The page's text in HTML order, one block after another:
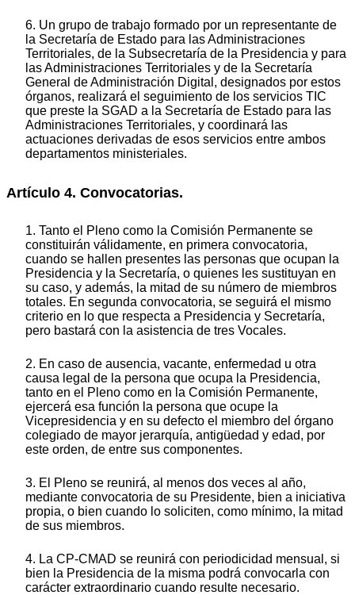
6. Un grupo de trabajo formado por un representante de
la Secretaría de Estado para las Administraciones
Territoriales, de la Subsecretaría de la Presidencia y para
las Administraciones Territoriales y de la Secretaría
General de Administración Digital, designados por estos
órganos, realizará el seguimiento de los servicios TIC
que preste la SGAD a la Secretaría de Estado para las
Administraciones Territoriales, y coordinará las
actuaciones derivadas de esos servicios entre ambos
departamentos ministeriales.
Artículo 4. Convocatorias.
1. Tanto el Pleno como la Comisión Permanente se
constituirán válidamente, en primera convocatoria,
cuando se hallen presentes las personas que ocupan la
Presidencia y la Secretaría, o quienes les sustituyan en
su caso, y además, la mitad de su número de miembros
totales. En segunda convocatoria, se seguirá el mismo
criterio en lo que respecta a Presidencia y Secretaría,
pero bastará con la asistencia de tres Vocales.
2. En caso de ausencia, vacante, enfermedad u otra
causa legal de la persona que ocupa la Presidencia,
tanto en el Pleno como en la Comisión Permanente,
ejercerá esa función la persona que ocupe la
Vicepresidencia y en su defecto el miembro del órgano
colegiado de mayor jerarquía, antigüedad y edad, por
este orden, de entre sus componentes.
3. El Pleno se reunirá, al menos dos veces al año,
mediante convocatoria de su Presidente, bien a iniciativa
propia, o bien cuando lo soliciten, como mínimo, la mitad
de sus miembros.
4. La CP-CMAD se reunirá con periodicidad mensual, si
bien la Presidencia de la misma podrá convocarla con
carácter extraordinario cuando resulte necesario.